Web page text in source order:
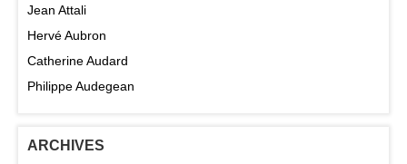
Jean Attali
Hervé Aubron
Catherine Audard
Philippe Audegean
ARCHIVES